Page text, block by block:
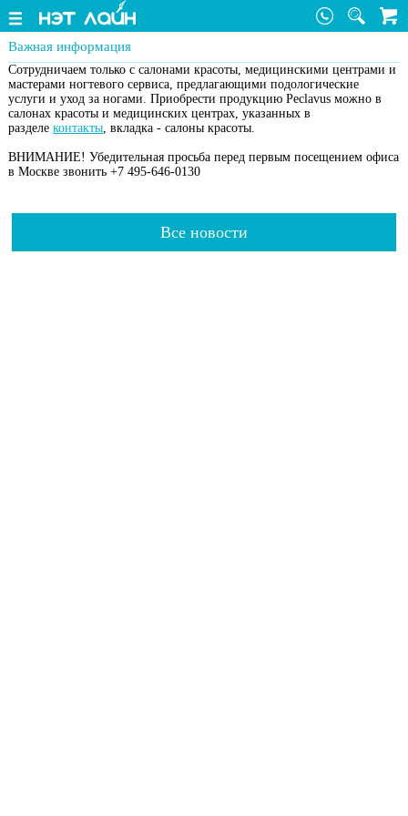
Важная информация
Сотрудничаем только с салонами красоты, медицинскими центрами и
мастерами ногтевого сервиса, предлагающими подологические
услуги и уход за ногами. Приобрести продукцию Peclavus можно в
салонах красоты и медицинских центрах, указанных в
разделеконтакты , вкладка - салоны красоты.
ВНИМАНИЕ! Убедительная просьба перед первым посещением офиса
в Москве звонить +7 495-646-0130
Все новости